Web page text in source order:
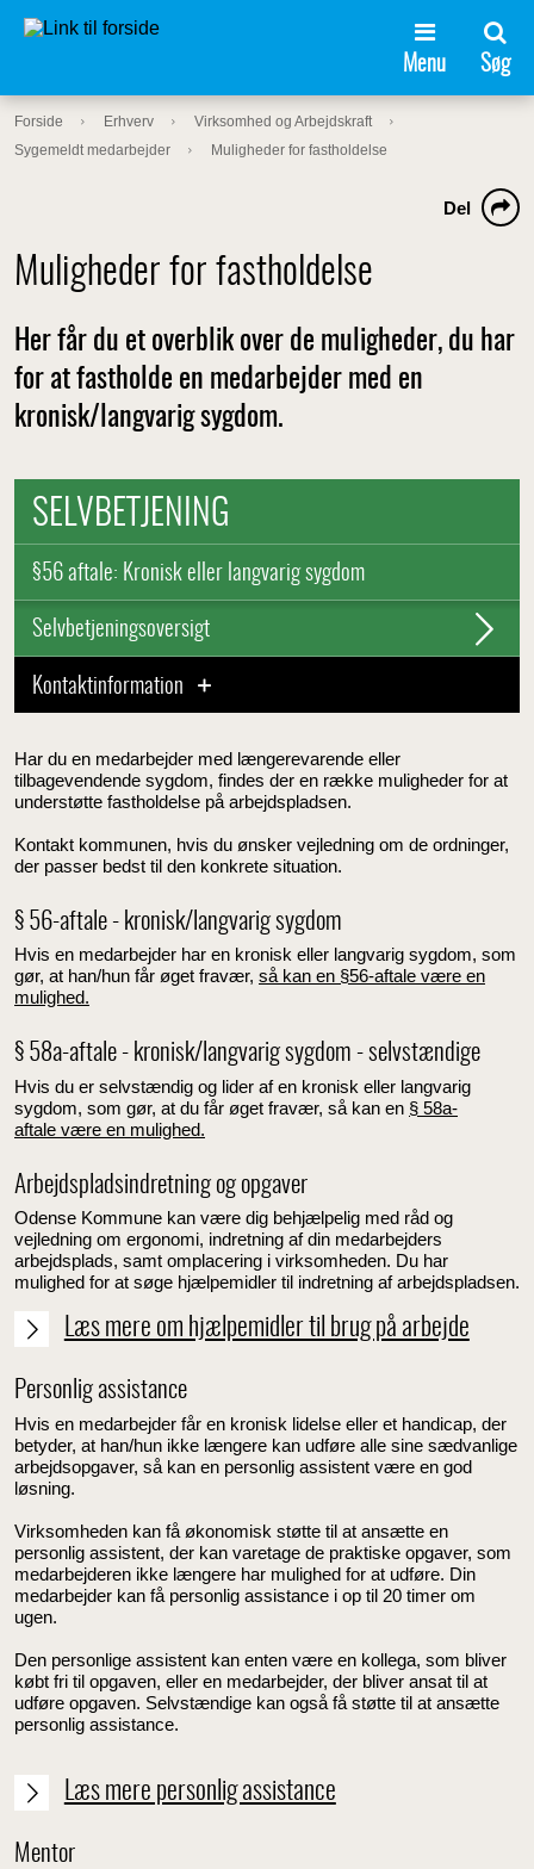
Menu Søg
Forside Erhverv
Virksomhed og Arbejdskraft
Sygemeldt medarbejder
Muligheder for fastholdelse
Muligheder for fastholdelse
Del
Her får du et overblik over de muligheder, du har
for at fastholde en medarbejder med en
kronisk/langvarig sygdom.
SELVBETJENING
§56 aftale: Kronisk eller langvarig sygdom
Selvbetjeningsoversigt
Kontaktinformation
Har du en medarbejder med længerevarende eller
tilbagevendende sygdom, findes der en række muligheder for at
understøtte fastholdelse på arbejdspladsen.
Kontakt kommunen, hvis du ønsker vejledning om de ordninger,
der passer bedst til den konkrete situation.
§ 56-aftale - kronisk/langvarig sygdom
Hvis en medarbejder har en kronisk eller langvarig sygdom, som
gør, at han/hun får øget fravær, så kan en §56-aftale være en
mulighed.
§ 58a-aftale - kronisk/langvarig sygdom - selvstændige
Hvis du er selvstændig og lider af en kronisk eller langvarig
sygdom, som gør, at du får øget fravær, så kan en § 58a-
aftale være en mulighed.
Arbejdspladsindretning og opgaver
Odense Kommune kan være dig behjælpelig med råd og
vejledning om ergonomi, indretning af din medarbejders
arbejdsplads, samt omplacering i virksomheden. Du har
mulighed for at søge hjælpemidler til indretning af arbejdspladsen.
Læs mere om hjælpemidler til brug på arbejde
Personlig assistance
Hvis en medarbejder får en kronisk lidelse eller et handicap, der
betyder, at han/hun ikke længere kan udføre alle sine sædvanlige
arbejdsopgaver, så kan en personlig assistent være en god
løsning.
Virksomheden kan få økonomisk støtte til at ansætte en
personlig assistent, der kan varetage de praktiske opgaver, som
medarbejderen ikke længere har mulighed for at udføre. Din
medarbejder kan få personlig assistance i op til 20 timer om
ugen.
Den personlige assistent kan enten være en kollega, som bliver
købt fri til opgaven, eller en medarbejder, der bliver ansat til at
udføre opgaven. Selvstændige kan også få støtte til at ansætte
personlig assistance.
Læs mere personlig assistance
Mentor